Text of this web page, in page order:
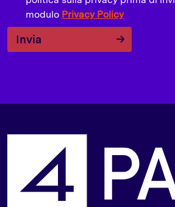
modulo Privacy Policy
Invia